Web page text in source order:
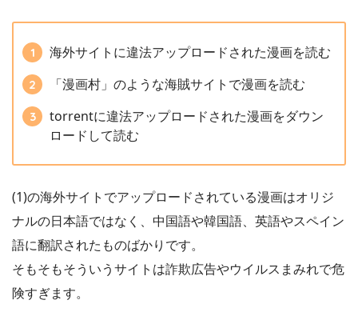
コミックシーモアではポイントをそのまま買うより月額メニ
ューを利用したほうが遥かにお得です。月額登録して即解約
する裏技は本家公認になっています。
海外サイトに違法アップロードされた漫画を読む
「漫画村」のような海賊サイトで漫画を読む
torrentに違法アップロードされた漫画をダウン
ロードして読む
(1)の海外サイトでアップロードされている漫画はオリジ
ナルの日本語ではなく、中国語や韓国語、英語やスペイン
語に翻訳されたものばかりです。
そもそもそういうサイトは詐欺広告やウイルスまみれで危
険すぎます。